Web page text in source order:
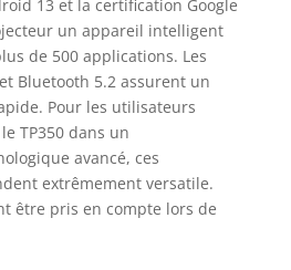
films, des séries
ou des jeux en
grand format. Le
taux de contraste
de 20 000:1
assure des noirs
profonds et des
métriques de
couleurs
13 et la certification Google
un appareil intelligent
de 500 applications. Les
Bluetooth 5.2 assurent un
Pour les utilisateurs
TP350 dans un
avancé, ces
extrêmement versatile.
être pris en compte lors de